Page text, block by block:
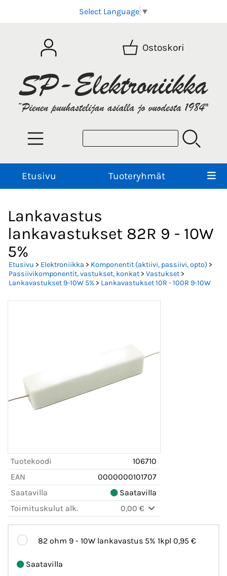
Select Language ▼
Ostoskori
Etusivu Tuoteryhmät
Lankavastus
lankavastukset 82R 9 - 10W
5%
Etusivu > Elektroniikka > Komponentit (aktiivi, passiivi, opto) >
Passiivikomponentit, vastukset, konkat> Vastukset>
Lankavastukset 9-10W 5%> Lankavastukset 10R - 100R 9-10W
Tuotekoodi
106710
EAN
0000000101707
Saatavilla
Saatavilla
Toimituskulut alk.
0,00 €
82 ohm 9 - 10W lankavastus 5% 1kpl 0,95 €
Saatavilla